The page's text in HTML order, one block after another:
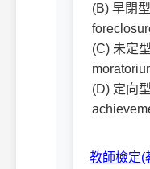
(B) 早閉
(C) 未定
(D) 定向
教師檢定